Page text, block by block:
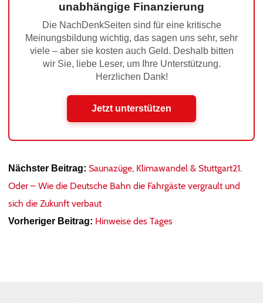
unabhängige Finanzierung
Die NachDenkSeiten sind für eine kritische
Meinungsbildung wichtig, das sagen uns sehr, sehr
viele – aber sie kosten auch Geld. Deshalb bitten
wir Sie, liebe Leser, um Ihre Unterstützung.
Herzlichen Dank!
Jetzt unterstützen
Nächster Beitrag: Saunazüge, Klimawandel & Stuttgart21.
Oder – Wie die Deutsche Bahn die Fahrgäste vergrault und
sich die Zukunft verbaut
Vorheriger Beitrag: Hinweise des Tages